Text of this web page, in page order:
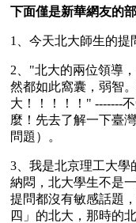
下面僅是新華網友的
1、今天北大師生的
2、"北大的兩位領導
然都如此窩囊，弱智
大！！！！！" -------
麼！先去了解一下臺
問題）。
3、我是北京理工大學
納悶，北大學生不是
提問都沒有敏感話題
四」的北大，那時的